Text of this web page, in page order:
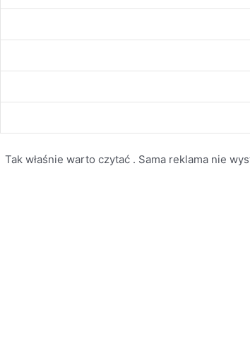
Tak właśnie warto czytać . Sama reklama nie